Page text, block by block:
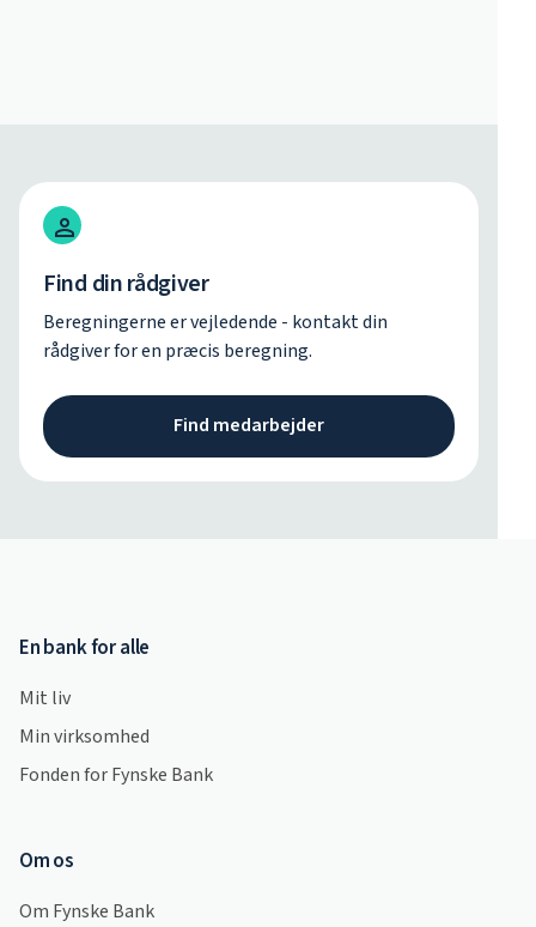
Find din rådgiver
Beregningerne er vejledende - kontakt din
rådgiver for en præcis beregning.
Find medarbejder
En bank for alle
Mit liv
Min virksomhed
Fonden for Fynske Bank
Om os
Om Fynske Bank